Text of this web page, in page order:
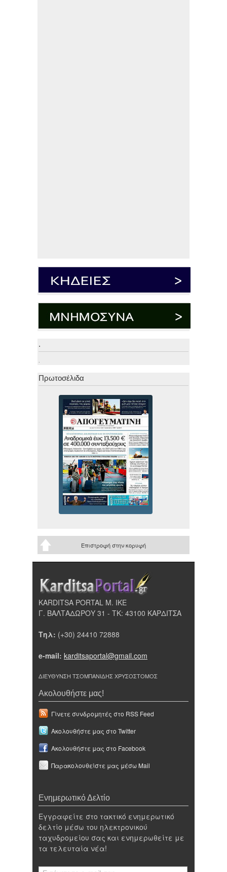
.
.
Πρωτοσέλιδα
Επιστροφή στην κορυφή
KARDITSA PORTAL Μ. ΙΚΕ
Γ. ΒΑΛΤΑΔΩΡΟΥ 31 - ΤΚ: 43100 ΚΑΡΔΙΤΣΑ
Τηλ: (+30) 24410 72888
e-mail: karditsaportal@gmail.com
ΔΙΕΥΘΥΝΣΗ ΤΣΟΜΠΑΝΙΔΗΣ ΧΡΥΣΟΣΤΟΜΟΣ
Ακολουθήστε μας!
Γίνετε συνδρομητές στο RSS Feed
Ακολουθήστε μας στο Twitter
Ακολουθήστε μας στο Facebook
Παρακολουθείστε μας μέσω Mail
Ενημερωτικό Δελτίο
Εγγραφείτε στο τακτικό ενημερωτικό
δελτίο μέσω του ηλεκτρονικού
ταχυδρομείου σας και ενημερωθείτε με
τα τελευταία νέα!